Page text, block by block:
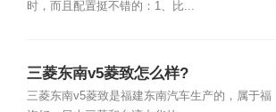
时，而且配置挺不错的：1、比...
三菱东南v5菱致怎么样?
三菱东南v5菱致是福建东南汽车生产的，属于福